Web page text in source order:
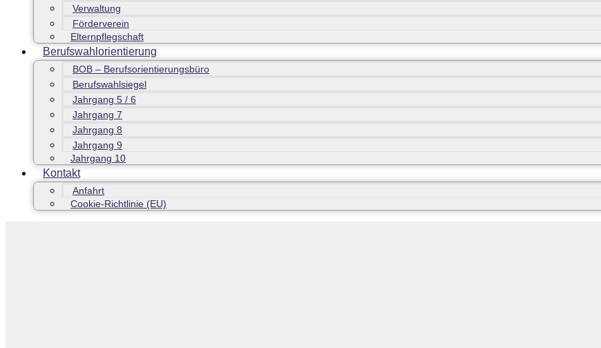
Verwaltung
Förderverein
Elternpflegschaft
Berufswahlorientierung
BOB – Berufsorientierungsbüro
Berufswahlsiegel
Jahrgang 5 / 6
Jahrgang 7
Jahrgang 8
Jahrgang 9
Jahrgang 10
Kontakt
Anfahrt
Cookie-Richtlinie (EU)